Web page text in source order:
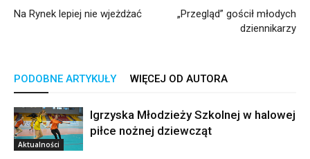
Na Rynek lepiej nie wjeżdżać
„Przegląd” gościł młodych
dziennikarzy
PODOBNE ARTYKUŁY WIĘCEJ OD AUTORA
Aktualności
Igrzyska Młodzieży Szkolnej w halowej
piłce nożnej dziewcząt